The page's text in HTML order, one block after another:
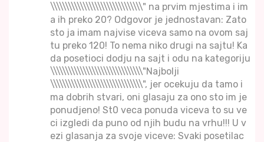
\\\\\\\\\\\\\\\\\\\\\\\\\\\\\\\" na prvim mjestima i im
a ih preko 20? Odgovor je jednostavan: Zato
sto ja imam najvise viceva samo na ovom saj
tu preko 120! To nema niko drugi na sajtu! Ka
da posetioci dodju na sajt i odu na kategoriju
\\\\\\\\\\\\\\\\\\\\\\\\\\\\\\\"Najbolji
\\\\\\\\\\\\\\\\\\\\\\\\\\\\\\\", jer ocekuju da tamo i
ma dobrih stvari, oni glasaju za ono sto im je
ponudjeno! St0 veca ponuda viceva to su ve
ci izgledi da puno od njih budu na vrhu!!! U v
ezi glasanja za svoje viceve: Svaki posetilac